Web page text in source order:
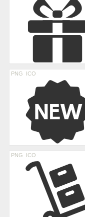
PNG ICO
PNG ICO